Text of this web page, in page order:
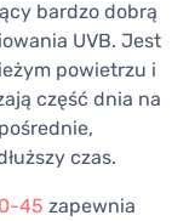
bardzo dobrą
UVB. Jest
powietrzu i
część dnia na
czas.
45 zapewnia